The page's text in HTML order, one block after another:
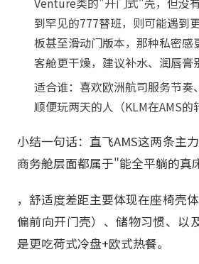
到罕见的777替班，则可能遇到
板甚至滑动门版本，那种私密感
客舱更干燥，建议补水、润唇膏
适合谁：喜欢欧洲航司服务节奏
顺便玩两天的人（KLM在AMS的
小结一句话：直飞AMS这两条主
商务舱层面都属于"能全平躺的真
，舒适度差距主要体现在座椅壳
偏前向开门壳）、储物习惯、以
是更吃荷式冷盘+欧式热餐。